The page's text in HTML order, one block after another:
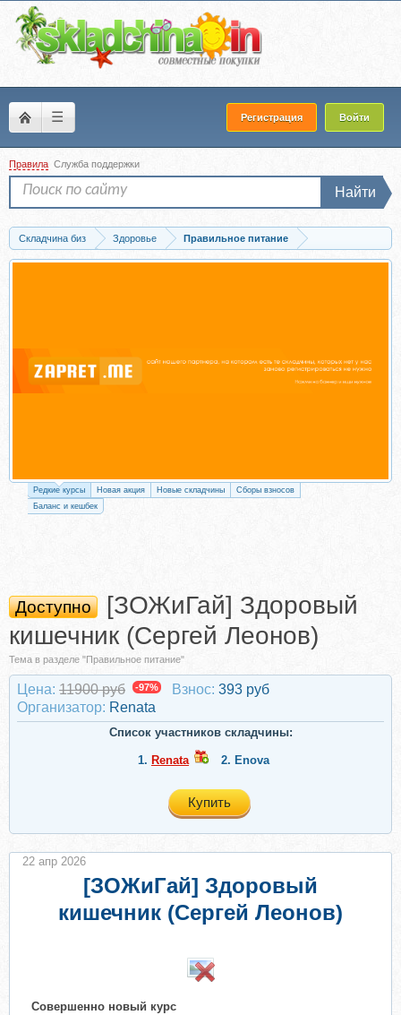
☰ Регистрация Войти
Правила Служба поддержки
Найти
Складчина биз Здоровье
Правильное питание
Скачать [ЗОЖиГай] Здоровый кишечник (Сергей Леонов)
Редкие курсы Новая акция Новые складчины
Сборы взносов
Баланс и кешбек
Доступно
[ЗОЖиГай] Здоровый
кишечник (Сергей Леонов)
Тема в разделе "Правильное питание"
Цена: 11900 руб -97% Взнос: 393 руб
Организатор: Renata
Список участников складчины:
1. Renata 2. Enova
Купить
[ЗОЖиГай] Здоровый
кишечник (Сергей Леонов)
Совершенно новый курс
22 апр 2026